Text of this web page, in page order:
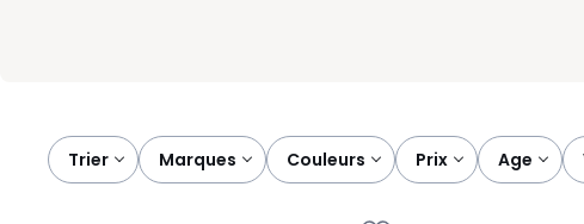
Trier
marques couleurs prix age